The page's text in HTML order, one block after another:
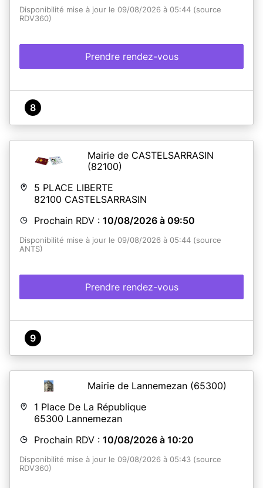
Disponibilité mise à jour le 09/08/2026 à 05:44 (source
RDV360)
Prendre rendez-vous
8
Mairie de CASTELSARRASIN
(82100)
5 PLACE LIBERTE
82100 CASTELSARRASIN
Prochain RDV : 10/08/2026 à 09:50
Disponibilité mise à jour le 09/08/2026 à 05:44 (source
ANTS)
Prendre rendez-vous
9
Mairie de Lannemezan (65300)
1 Place De La République
65300 Lannemezan
Prochain RDV : 10/08/2026 à 10:20
Disponibilité mise à jour le 09/08/2026 à 05:43 (source
RDV360)